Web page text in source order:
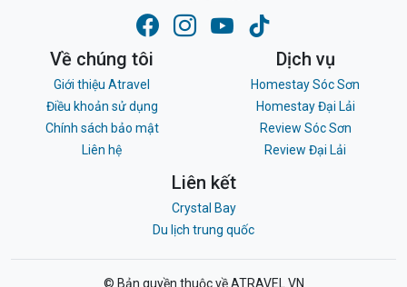
Về chúng tôi
Giới thiệu Atravel
Điều khoản sử dụng
Chính sách bảo mật
Liên hệ
Dịch vụ
Homestay Sóc Sơn
Homestay Đại Lải
Review Sóc Sơn
Review Đại Lải
Liên kết
Crystal Bay
Du lịch trung quốc
© Bản quyền thuộc về ATRAVEL.VN